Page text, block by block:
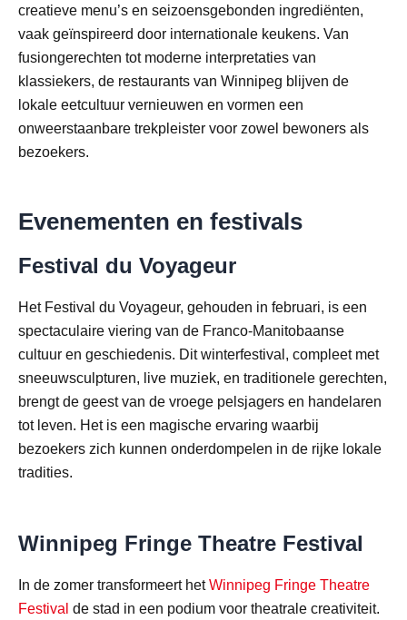
creatieve menu’s en seizoensgebonden ingrediënten,
vaak geïnspireerd door internationale keukens. Van
fusiongerechten tot moderne interpretaties van
klassiekers, de restaurants van Winnipeg blijven de
lokale eetcultuur vernieuwen en vormen een
onweerstaanbare trekpleister voor zowel bewoners als
bezoekers.
Evenementen en festivals
Festival du Voyageur
Het Festival du Voyageur, gehouden in februari, is een
spectaculaire viering van de Franco-Manitobaanse
cultuur en geschiedenis. Dit winterfestival, compleet met
sneeuwsculpturen, live muziek, en traditionele gerechten,
brengt de geest van de vroege pelsjagers en handelaren
tot leven. Het is een magische ervaring waarbij
bezoekers zich kunnen onderdompelen in de rijke lokale
tradities.
Winnipeg Fringe Theatre Festival
In de zomer transformeert hetWinnipeg Fringe Theatre
Festival de stad in een podium voor theatrale creativiteit.